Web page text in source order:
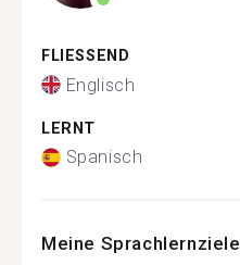
FLIESSEND
Englisch
LERNT
Spanisch
Meine Sprachlernziele